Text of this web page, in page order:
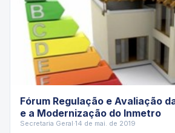
Fórum Regulação e Avaliação
e a Modernização do Inmetro
Secretaria Geral·14 de mai. de 2019